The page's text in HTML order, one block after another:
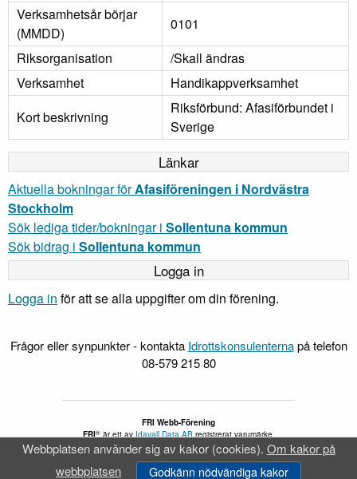
Verksamhetsår börjar
(MMDD)
0101
Riksorganisation
/Skall ändras
Verksamhet
Handikappverksamhet
Kort beskrivning
Riksförbund: Afasiförbundet i
Sverige
Länkar
Aktuella bokningar förAfasiföreningen i Nordvästra
Stockholm
Sök lediga tider/bokningar i Sollentuna kommun
Sök bidrag i Sollentuna kommun
Logga in
Logga in för att se alla uppgifter om din förening.
Frågor eller synpunkter - kontakta Idrottskonsulenternapå telefon
08-579 215 80
FRI Webb-Förening
FRI®är ett avIdavall Data ABregistrerat varumärke.
Tillgänglighetsredogörelse
Webbplatsen använder sig av kakor (cookies). Om kakor på
webbplatsen
Godkänn nödvändiga kakor